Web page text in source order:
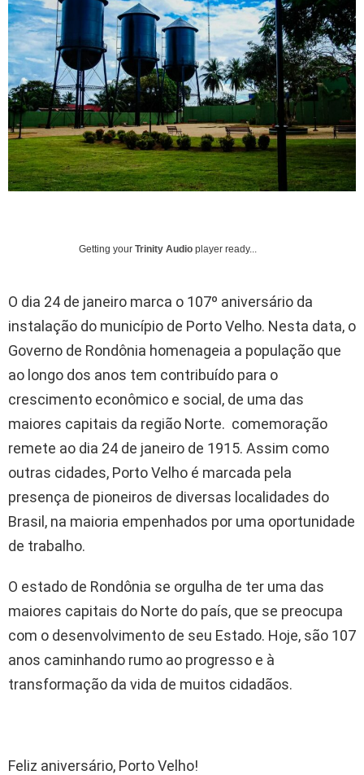
Getting your Trinity Audio player ready...
O dia 24 de janeiro marca o 107º aniversário da
instalação do município de Porto Velho. Nesta data, o
Governo de Rondônia homenageia a população que
ao longo dos anos tem contribuído para o
crescimento econômico e social, de uma das
maiores capitais da região Norte. comemoração
remete ao dia 24 de janeiro de 1915. Assim como
outras cidades, Porto Velho é marcada pela
presença de pioneiros de diversas localidades do
Brasil, na maioria empenhados por uma oportunidade
de trabalho.
O estado de Rondônia se orgulha de ter uma das
maiores capitais do Norte do país, que se preocupa
com o desenvolvimento de seu Estado. Hoje, são 107
anos caminhando rumo ao progresso e à
transformação da vida de muitos cidadãos.
Feliz aniversário, Porto Velho!